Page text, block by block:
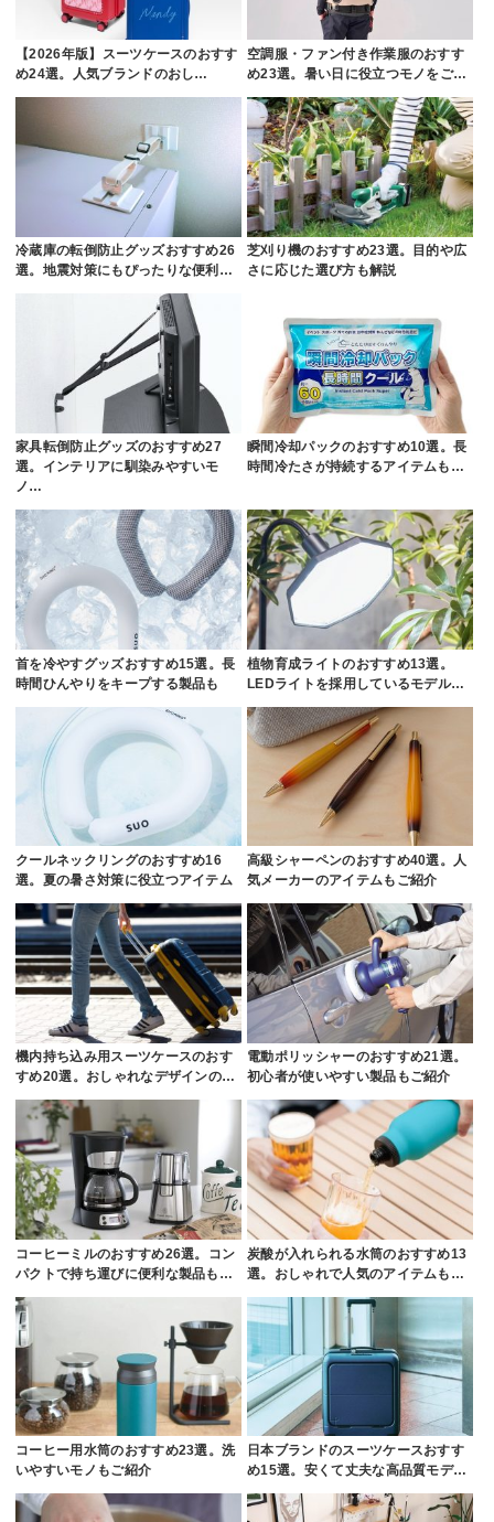
【2026年版】スーツケースのおすす
め24選。人気ブランドのおし…
空調服・ファン付き作業服のおすす
め23選。暑い日に役立つモノをご…
冷蔵庫の転倒防止グッズおすすめ26
選。地震対策にもぴったりな便利…
芝刈り機のおすすめ23選。目的や広
さに応じた選び方も解説
家具転倒防止グッズのおすすめ27
選。インテリアに馴染みやすいモ
ノ…
瞬間冷却パックのおすすめ10選。長
時間冷たさが持続するアイテムも…
首を冷やすグッズおすすめ15選。長
時間ひんやりをキープする製品も
植物育成ライトのおすすめ13選。
LEDライトを採用しているモデル…
クールネックリングのおすすめ16
選。夏の暑さ対策に役立つアイテム
高級シャーペンのおすすめ40選。人
気メーカーのアイテムもご紹介
機内持ち込み用スーツケースのおす
すめ20選。おしゃれなデザインの…
電動ポリッシャーのおすすめ21選。
初心者が使いやすい製品もご紹介
コーヒーミルのおすすめ26選。コン
パクトで持ち運びに便利な製品も…
炭酸が入れられる水筒のおすすめ13
選。おしゃれで人気のアイテムも…
コーヒー用水筒のおすすめ23選。洗
いやすいモノもご紹介
日本ブランドのスーツケースおすす
め15選。安くて丈夫な高品質モデ…